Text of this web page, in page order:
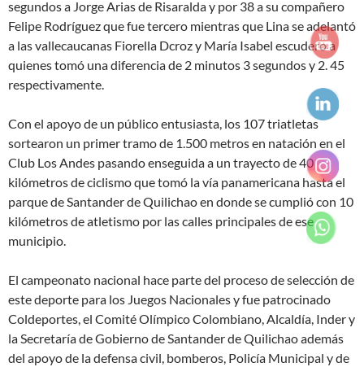
segundos a Jorge Arias de Risaralda y por 38 a su compañero
Felipe Rodríguez que fue tercero mientras que Lina se adelantó
a las vallecaucanas Fiorella Dcroz y María Isabel escudero a
quienes tomó una diferencia de 2 minutos 3 segundos y 2. 45
respectivamente.
Con el apoyo de un público entusiasta, los 107 triatletas
sortearon un primer tramo de 1.500 metros en natación en el
Club Los Andes pasando enseguida a un trayecto de 40
kilómetros de ciclismo que tomó la vía panamericana hasta el
parque de Santander de Quilichao en donde se cumplió con 10
kilómetros de atletismo por las calles principales de ese
municipio.
El campeonato nacional hace parte del proceso de selección de
este deporte para los Juegos Nacionales y fue patrocinado
Coldeportes, el Comité Olímpico Colombiano, Alcaldía, Inder y
la Secretaría de Gobierno de Santander de Quilichao además
del apoyo de la defensa civil, bomberos, Policía Municipal y de